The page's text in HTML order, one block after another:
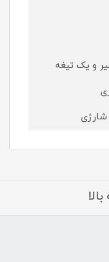
و یک تیغه